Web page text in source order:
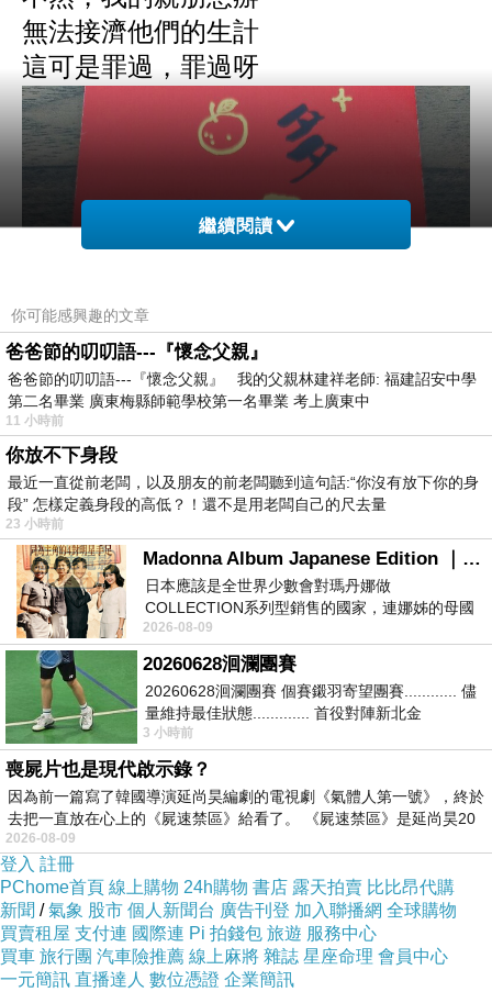
無法接濟他們的生計
這可是罪過，罪過呀
上一篇：玫友478
下一篇：玫友480
繼續閱讀
你可能感興趣的文章
爸爸節的叨叨語---『懷念父親』
爸爸節的叨叨語---『懷念父親』 我的父親林建祥老師: 福建詔安中學
第二名畢業 廣東梅縣師範學校第一名畢業 考上廣東中
11 小時前
你放不下身段
最近一直從前老闆，以及朋友的前老闆聽到這句話:“你沒有放下你的身
段” 怎樣定義身段的高低？！還不是用老闆自己的尺去量
23 小時前
Madonna Album Japanese Edition ｜瑪丹娜專輯們2026年日本版重發系列
日本應該是全世界少數會對瑪丹娜做
COLLECTION系列型銷售的國家，連娜姊的母國
美國都沒對她這樣過，這全拜在他們到現在唱片
2026-08-09
20260628洄瀾團賽
20260628洄瀾團賽 個賽鎩羽寄望團賽............ 儘
量維持最佳狀態............. 首役對陣新北金
龍............. 跨境群
3 小時前
喪屍片也是現代啟示錄？
因為前一篇寫了韓國導演延尚昊編劇的電視劇《氣體人第一號》，終於
去把一直放在心上的《屍速禁區》給看了。 《屍速禁區》是延尚昊20
2026-08-09
登入 註冊
PChome首頁 線上購物 24h購物 書店 露天拍賣 比比昂代購
新聞 /氣象 股市 個人新聞台 廣告刊登 加入聯播網 全球購物
買賣租屋 支付連 國際連 Pi 拍錢包 旅遊 服務中心
買車 旅行團 汽車險推薦 線上麻將 雜誌 星座命理 會員中心
一元簡訊 直播達人 數位憑證 企業簡訊